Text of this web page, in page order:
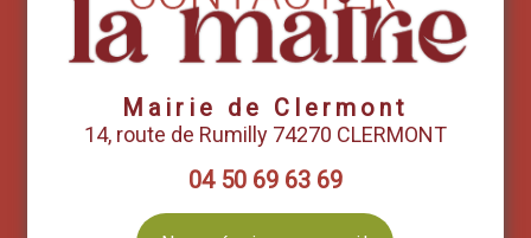
Mairie de Clermont
14, route de Rumilly 74270 CLERMONT
04 50 69 63 69